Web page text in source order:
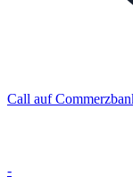
Call auf
-